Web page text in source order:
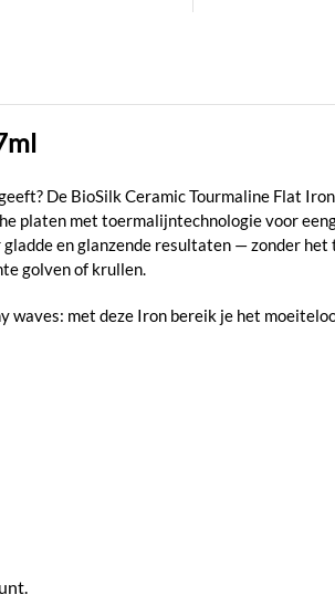
De BioSilk Ceramic Tourmaline Flat
platen met toermalijntechnologie voor
en glanzende resultaten — zonder het
golven of krullen.
waves: met deze Iron bereik je het